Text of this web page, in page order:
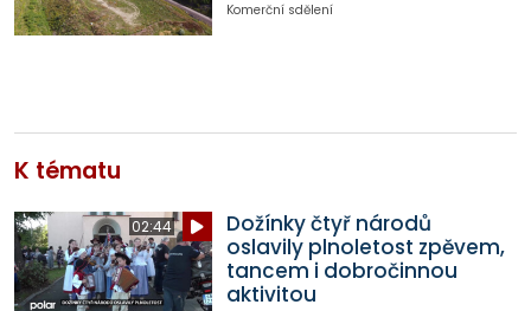
Komerční sdělení
K tématu
02:44
Dožínky čtyř národů
oslavily plnoletost zpěvem,
tancem i dobročinnou
aktivitou